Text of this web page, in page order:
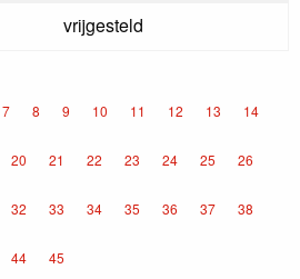
vrijgesteld
7 8 9 10 11 12 13 14
20 21 22 23 24 25 26
32 33 34 35 36 37 38
44 45